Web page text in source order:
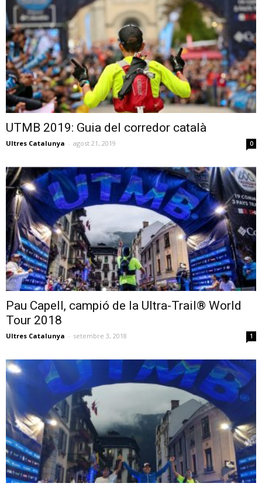
UTMB 2019: Guia del corredor català
Ultres Catalunya - agost 21, 2019 0
Pau Capell, campió de la Ultra-Trail® World
Tour 2018
Ultres Catalunya - setembre 3, 2018 1